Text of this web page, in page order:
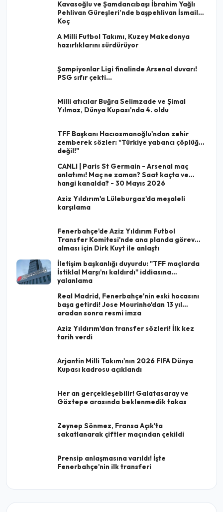
Kavasoğlu ve Şamdancıbaşı İbrahim Yağlı
Pehlivan Güreşleri’nde başpehlivan İsmail
Koç
A Milli Futbol Takımı, Kuzey Makedonya
hazırlıklarını sürdürüyor
Şampiyonlar Ligi finalinde Arsenal duvarı!
PSG sıfır çekti...
Milli atıcılar Buğra Selimzade ve Şimal
Yılmaz, Dünya Kupası'nda 4. oldu
TFF Başkanı Hacıosmanoğlu'ndan zehir
zemberek sözler: "Türkiye yabancı çöplüğü
değil!"
CANLI | Paris St Germain - Arsenal maç
anlatımı! Maç ne zaman? Saat kaçta ve
hangi kanalda? - 30 Mayıs 2026
Aziz Yıldırım'a Lüleburgaz'da meşaleli
karşılama
Fenerbahçe'de Aziz Yıldırım Futbol
Transfer Komitesi'nde ana planda görev
alması için Dirk Kuyt ile anlaştı
İletişim başkanlığı duyurdu: "TFF maçlarda
İstiklal Marşı'nı kaldırdı" iddiasına
yalanlama
Real Madrid, Fenerbahçe'nin eski hocasını
başa getirdi! Jose Mourinho'dan 13 yıl
aradan sonra resmi imza
Aziz Yıldırım'dan transfer sözleri! İlk kez
tarih verdi
Arjantin Milli Takımı'nın 2026 FIFA Dünya
Kupası kadrosu açıklandı
Her an gerçekleşebilir! Galatasaray ve
Göztepe arasında beklenmedik takas
Zeynep Sönmez, Fransa Açık'ta
sakatlanarak çiftler maçından çekildi
Prensip anlaşmasına varıldı! İşte
Fenerbahçe'nin ilk transferi